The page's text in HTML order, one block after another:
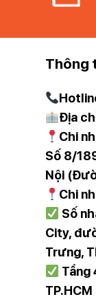
mọi làn
người
3mm,
Như
cần
Thông
Địa
Chi
Số 8/
Nội
Chi
Số
City,
Trưng,
Tầng
TP.HCM